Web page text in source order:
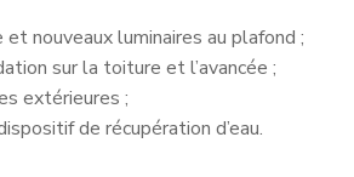
nouveaux luminaires au plafond ;
sur la toiture et l’avancée ;
extérieures ;
de récupération d’eau.